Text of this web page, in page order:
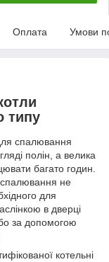
Оплата Умови
типу
спалювання
полін, а велика
багато годин.
не
для
в дверці
за допомогою
котельні